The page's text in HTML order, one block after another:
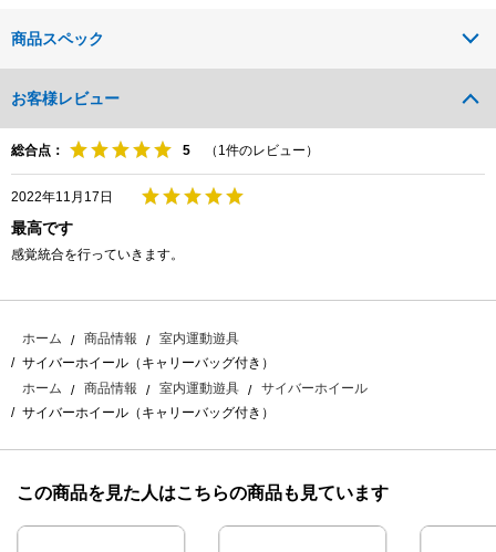
商品スペック
お客様レビュー
総合点： （ 1件のレビュー）
2022年11月17日
最高です
感覚統合を行っていきます。
ホーム 商品情報
室内運動遊具
サイバーホイール（キャリーバッグ付き）
ホーム
商品情報 室内運動遊具
サイバーホイール
サイバーホイール（キャリーバッグ付き）
この商品を見た人はこちらの商品も見ています